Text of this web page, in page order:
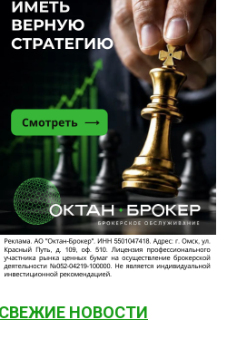
СВЕЖИЕ НОВОСТИ